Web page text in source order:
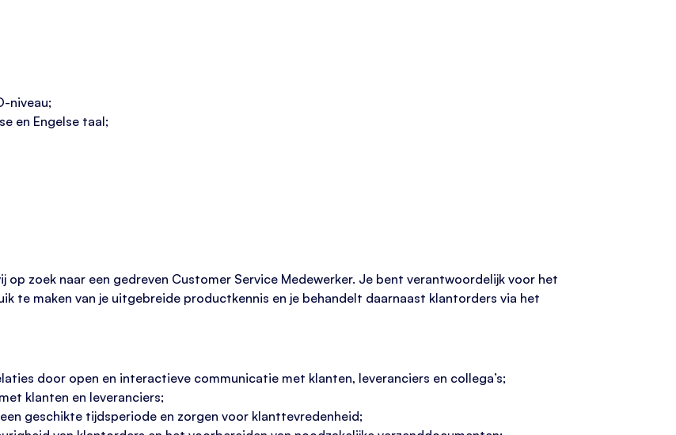
niveau;
en Engelse taal;
zoek naar een gedreven Customer Service Medewerker. Je bent verantwoordelijk voor het
te maken van je uitgebreide productkennis en je behandelt daarnaast klantorders via het
door open en interactieve communicatie met klanten, leveranciers en collega’s;
klanten en leveranciers;
geschikte tijdsperiode en zorgen voor klanttevredenheid;